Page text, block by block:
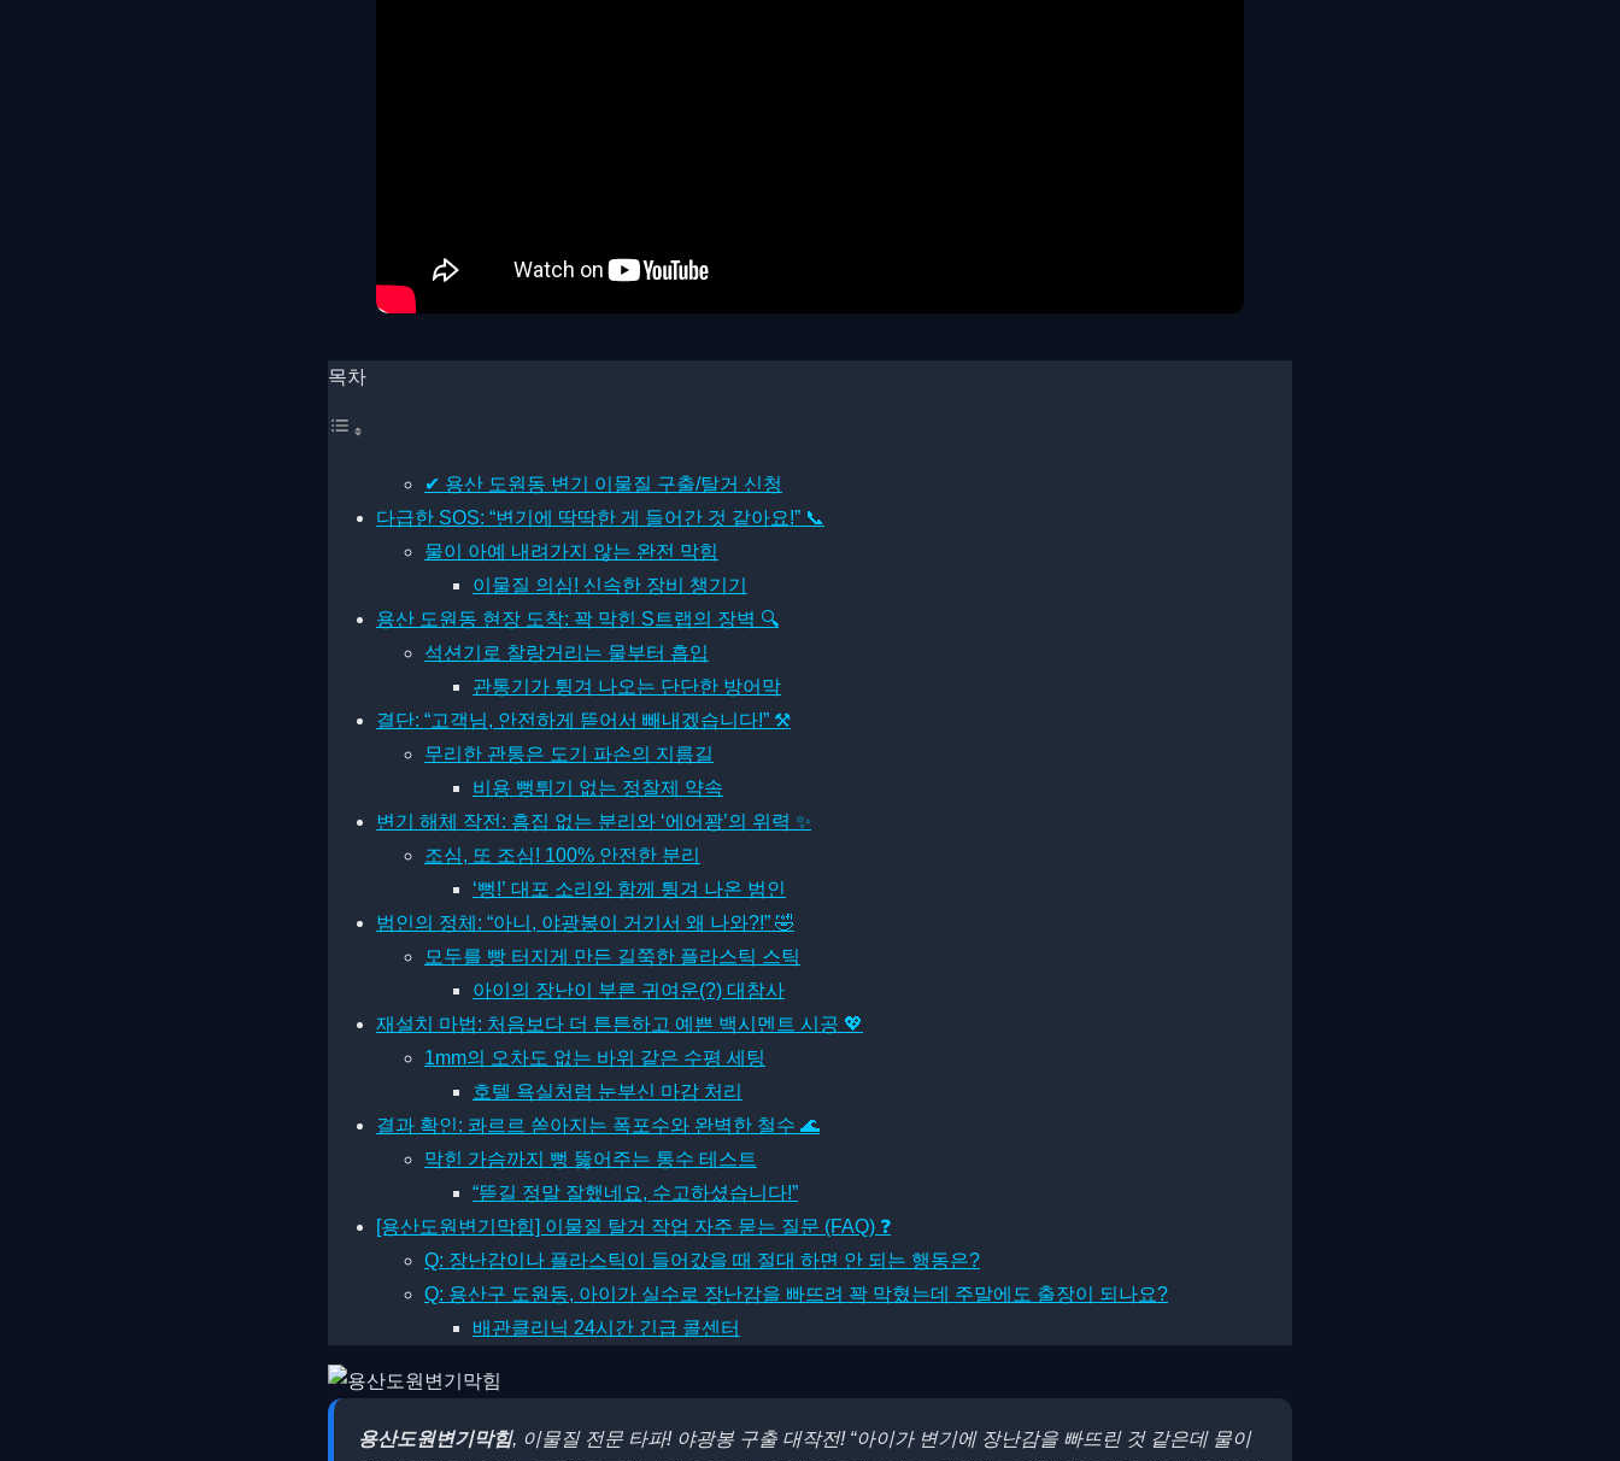
목차
✔ 용산 도원동 변기 이물질 구출/탈거 신청
다급한 SOS: “변기에 딱딱한 게 들어간 것 같아요!” 📞
물이 아예 내려가지 않는 완전 막힘
이물질 의심! 신속한 장비 챙기기
용산 도원동 현장 도착: 꽉 막힌 S트랩의 장벽 🔍
석션기로 찰랑거리는 물부터 흡입
관통기가 튕겨 나오는 단단한 방어막
결단: “고객님, 안전하게 뜯어서 빼내겠습니다!” ⚒
무리한 관통은 도기 파손의 지름길
비용 뻥튀기 없는 정찰제 약속
변기 해체 작전: 흠집 없는 분리와 ‘에어꽝’의 위력 ✨
조심, 또 조심! 100% 안전한 분리
‘뻥!’ 대포 소리와 함께 튕겨 나온 범인
범인의 정체: “아니, 야광봉이 거기서 왜 나와?!” 🤣
모두를 빵 터지게 만든 길쭉한 플라스틱 스틱
아이의 장난이 부른 귀여운(?) 대참사
재설치 마법: 처음보다 더 튼튼하고 예쁜 백시멘트 시공 💖
1mm의 오차도 없는 바위 같은 수평 세팅
호텔 욕실처럼 눈부신 마감 처리
결과 확인: 콰르르 쏟아지는 폭포수와 완벽한 철수 🌊
막힌 가슴까지 뻥 뚫어주는 통수 테스트
“뜯길 정말 잘했네요, 수고하셨습니다!”
[용산도원변기막힘] 이물질 탈거 작업 자주 묻는 질문 (FAQ) ❓
Q: 장난감이나 플라스틱이 들어갔을 때 절대 하면 안 되는 행동은?
Q: 용산구 도원동, 아이가 실수로 장난감을 빠뜨려 꽉 막혔는데 주말에도 출장이 되나요?
배관클리닉 24시간 긴급 콜센터
용산도원변기막힘, 이물질 전문 타파! 야광봉 구출 대작전! “아이가 변기에 장난감을 빠뜨린 것 같은데 물이